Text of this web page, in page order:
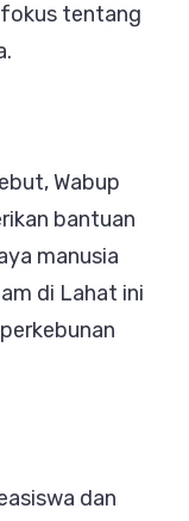
fokus tentang
Wabup
bantuan
manusia
di Lahat ini
dan